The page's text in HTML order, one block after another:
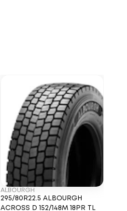
ALBOURGH
295/80R22.5 ALBOURGH
ACROSS D 152/148M 18PR TL